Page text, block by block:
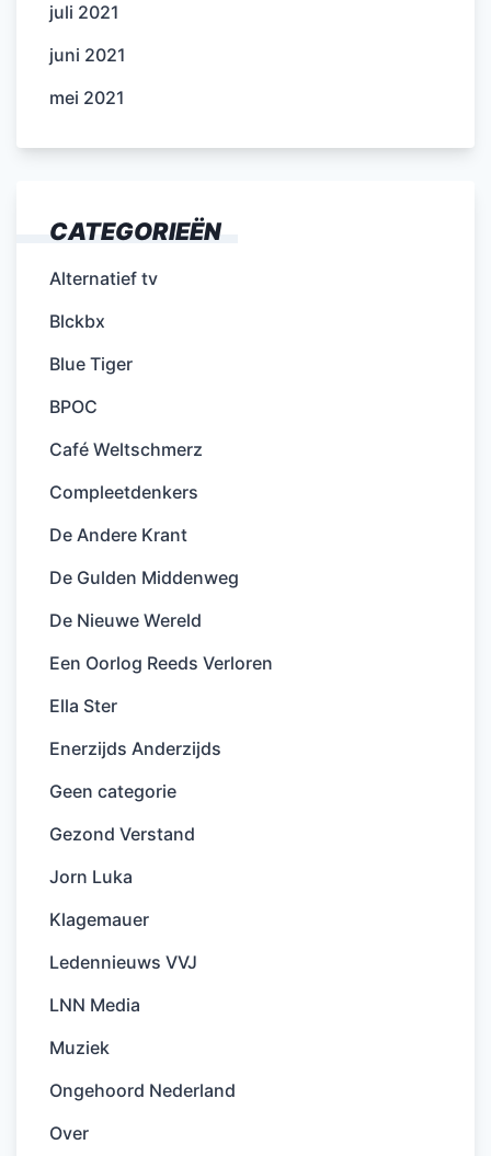
juli 2021
juni 2021
mei 2021
CATEGORIEËN
Alternatief tv
Blckbx
Blue Tiger
BPOC
Café Weltschmerz
Compleetdenkers
De Andere Krant
De Gulden Middenweg
De Nieuwe Wereld
Een Oorlog Reeds Verloren
Ella Ster
Enerzijds Anderzijds
Geen categorie
Gezond Verstand
Jorn Luka
Klagemauer
Ledennieuws VVJ
LNN Media
Muziek
Ongehoord Nederland
Over